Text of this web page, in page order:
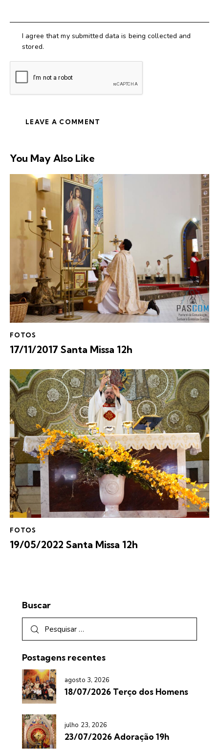
I agree that my submitted data is being collected and
stored.
You May Also Like
FOTOS
17/11/2017 Santa Missa 12h
FOTOS
19/05/2022 Santa Missa 12h
Buscar
Postagens recentes
agosto 3, 2026
18/07/2026 Terço dos Homens
julho 23, 2026
23/07/2026 Adoração 19h